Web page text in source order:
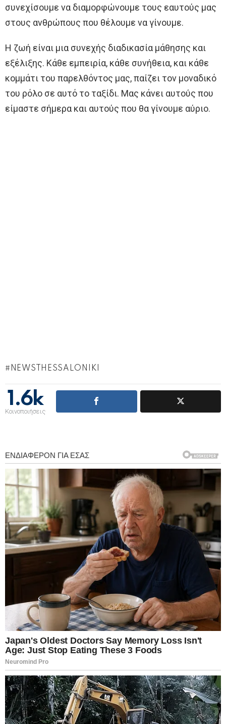
συνεχίσουμε να διαμορφώνουμε τους εαυτούς μας
στους ανθρώπους που θέλουμε να γίνουμε.
Η ζωή είναι μια συνεχής διαδικασία μάθησης και
εξέλιξης. Κάθε εμπειρία, κάθε συνήθεια, και κάθε
κομμάτι του παρελθόντος μας, παίζει τον μοναδικό
του ρόλο σε αυτό το ταξίδι. Μας κάνει αυτούς που
είμαστε σήμερα και αυτούς που θα γίνουμε αύριο.
NEWSTHESSALONIKI
1.6k
Κοινοποιήσεις